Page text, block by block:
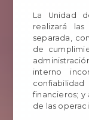
La Unidad
realizará
separada,
de
interno
financieros; y
de las